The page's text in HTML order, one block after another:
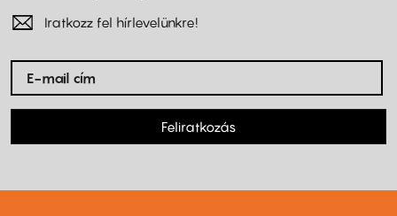
Iratkozz fel hírlevelünkre!
Feliratkozás